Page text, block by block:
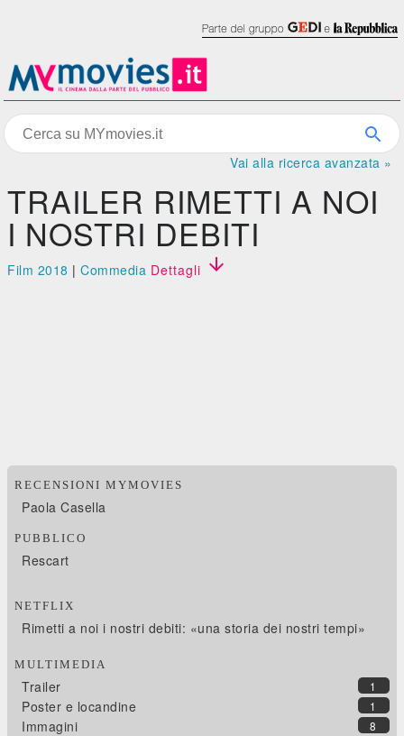
Vai alla ricerca avanzata »
TRAILER RIMETTI A NOI
I NOSTRI DEBITI
Film 2018 |Commedia Dettagli 
RECENSIONI MYMOVIES
Paola Casella
PUBBLICO
Rescart
NETFLIX
Rimetti a noi i nostri debiti: «una storia dei nostri tempi»
MULTIMEDIA
1
Trailer
1
Poster e locandine
8
Immagini